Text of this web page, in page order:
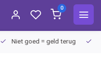
0
Niet goed = geld terug